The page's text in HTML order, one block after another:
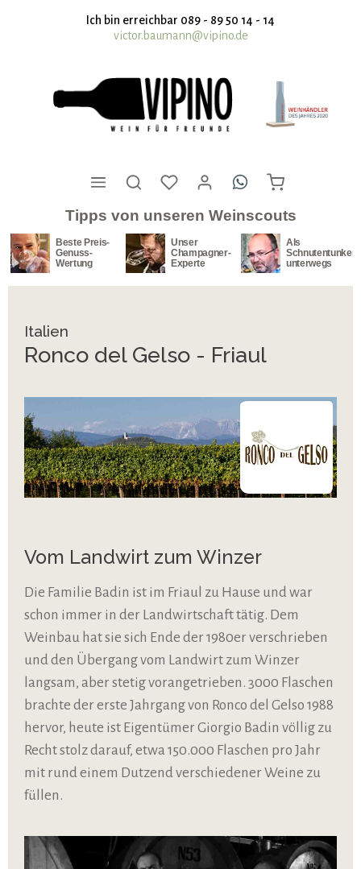
springenIch bin erreichbar 089 - 89 50 14 - 14
victor.baumann@vipino.de
Tipps von unseren Weinscouts
Beste Preis-
Genuss-
Wertung
Unser
Champagner-
Experte
Als
Schnutentunker
unterwegs
Italien
Ronco del Gelso - Friaul
Vom Landwirt zum Winzer
Die Familie Badin ist im Friaul zu Hause und war
schon immer in der Landwirtschaft tätig. Dem
Weinbau hat sie sich Ende der 1980er verschrieben
und den Übergang vom Landwirt zum Winzer
langsam, aber stetig vorangetrieben. 3000 Flaschen
brachte der erste Jahrgang von Ronco del Gelso 1988
hervor, heute ist Eigentümer Giorgio Badin völlig zu
Recht stolz darauf, etwa 150.000 Flaschen pro Jahr
mit rund einem Dutzend verschiedener Weine zu
füllen.